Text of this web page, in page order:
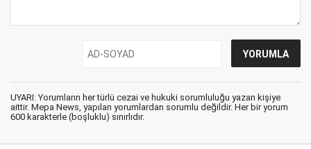
UYARI: Yorumların her türlü cezai ve hukuki sorumluluğu yazan kişiye
aittir. Mepa News, yapılan yorumlardan sorumlu değildir. Her bir yorum
600 karakterle (boşluklu) sınırlıdır.